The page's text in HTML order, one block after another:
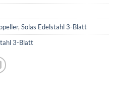
, Solas Edelstahl 3-Blatt
3-Blatt